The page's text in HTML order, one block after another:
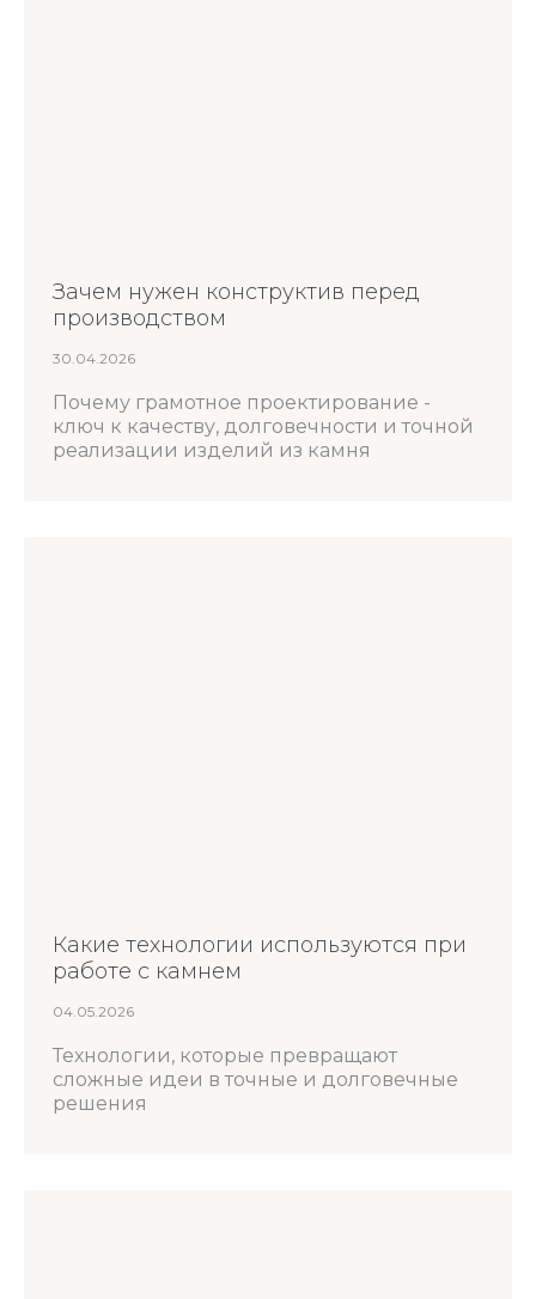
Зачем нужен конструктив перед
производством
30.04.2026
Почему грамотное проектирование -
ключ к качеству, долговечности и точной
реализации изделий из камня
Какие технологии используются при
работе с камнем
04.05.2026
Технологии, которые превращают
сложные идеи в точные и долговечные
решения